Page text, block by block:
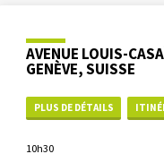
AVENUE LOUIS-
GENÈVE, SUISSE
PLUS DE DÉTAILS
10h30